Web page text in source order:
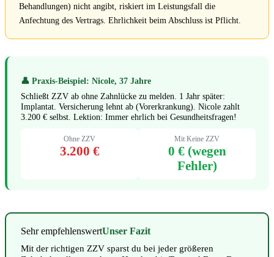
Behandlungen) nicht angibt, riskiert im Leistungsfall die
Anfechtung des Vertrags. Ehrlichkeit beim Abschluss ist Pflicht.
👤 Praxis-Beispiel: Nicole, 37 Jahre
Schließt ZZV ab ohne Zahnlücke zu melden. 1 Jahr später:
Implantat. Versicherung lehnt ab (Vorerkrankung). Nicole zahlt
3.200 € selbst. Lektion: Immer ehrlich bei Gesundheitsfragen!
Ohne ZZV
3.200 €
Mit Keine ZZV
0 € (wegen
Fehler)
Sehr empfehlenswertUnser Fazit
Mit der richtigen ZZV sparst du bei jeder größeren